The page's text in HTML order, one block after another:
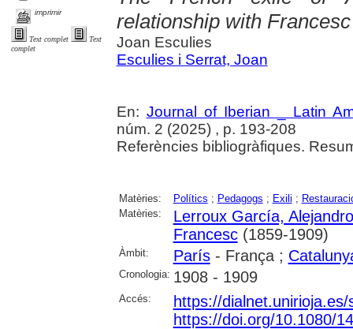
imprimir
Text complet
Text
complet
relationship with
Joan Esculies
Esculies i Serrat, Joan
En: Journal of Iberian _ Latin
núm. 2 (2025) , p. 193-208
Referències bibliogràfiques.
Matèries: Polítics ; Pedagogs ; Exili ;
Matèries:
Lerroux García, Alejandro
Francesc(1859-1909)
Àmbit: París- França ;
Cronologia: 1908 - 1909
Accés:
https://
https://doi.org/10.1080/